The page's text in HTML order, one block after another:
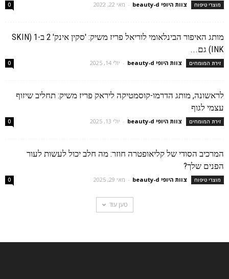
מוצרי טיפוח צוות היופי beauty-d - מאי 22, 2022 0
מותג האיפור הבינלאומי לוריאל פריז משיק: 'סקין אינק' 2 ב-1 (SKIN
INK) גם...
זירת המומחים צוות היופי beauty-d - יולי 14, 2025 0
לראשונה, מותג הדרמו-קוסמטיקה ליראק פריז משיק: תחליב שיזוף
עצמי לגוף
זירת המומחים צוות היופי beauty-d - יולי 13, 2025 0
המרכיב הסודי של קליאופטרה חוזר: מה חלב יכול לעשות לעור
הפנים שלך?
מוצרי טיפוח צוות היופי beauty-d - מאי 29, 2025 0
טען עוד